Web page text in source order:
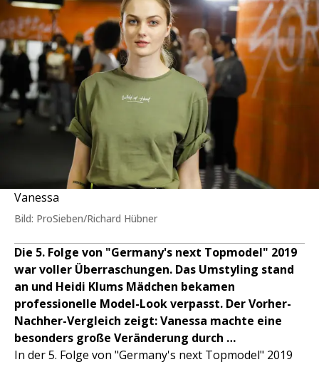
Vanessa
Bild: ProSieben/Richard Hübner
Die 5. Folge von "Germany's next Topmodel" 2019
war voller Überraschungen. Das Umstyling stand
an und Heidi Klums Mädchen bekamen
professionelle Model-Look verpasst. Der Vorher-
Nachher-Vergleich zeigt: Vanessa machte eine
besonders große Veränderung durch …
In der 5. Folge von "Germany's next Topmodel" 2019